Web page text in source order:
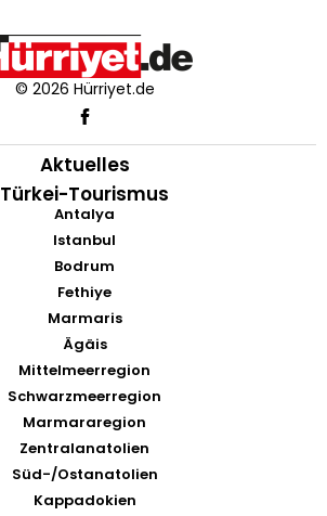
© 2026 Hürriyet.de
Aktuelles
Türkei-Tourismus
Antalya
Istanbul
Bodrum
Fethiye
Marmaris
Ägäis
Mittelmeerregion
Schwarzmeerregion
Marmararegion
Zentralanatolien
Süd-/Ostanatolien
Kappadokien